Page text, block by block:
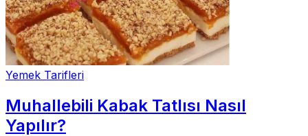
Yemek Tarifleri
Muhallebili Kabak Tatlısı Nasıl
Yapılır?